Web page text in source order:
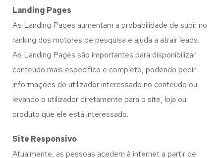
Landing Pages
As Landing Pages aumentam a probabilidade de subir no
ranking dos motores de pesquisa e ajuda a atrair leads.
As Landing Pages são importantes para disponibilizar
conteúdo mais específico e completo, podendo pedir
informações do utilizador interessado no conteúdo ou
levando o utilizador diretamente para o site, loja ou
produto que ele está interessado.
Site Responsivo
Atualmente, as pessoas acedem à internet a partir de